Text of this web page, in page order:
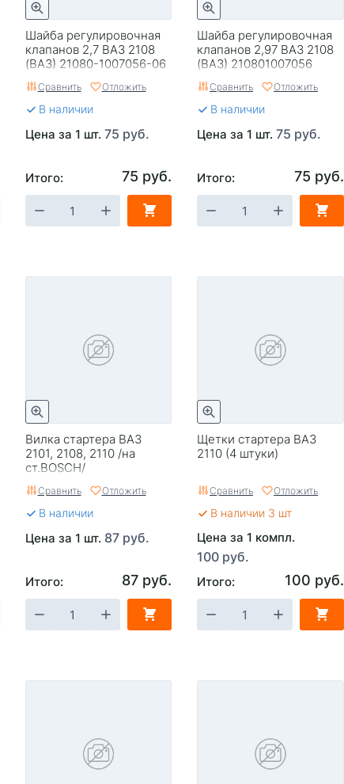
Шайба регулировочная
клапанов 2,7 ВАЗ 2108
(ВАЗ) 21080-1007056-06
Сравнить Отложить
В наличии
Цена за 1 шт. 75 руб.
Итого: 75 руб.
Шайба регулировочная
клапанов 2,97 ВАЗ 2108
(ВАЗ) 210801007056
Сравнить Отложить
В наличии
Цена за 1 шт. 75 руб.
Итого: 75 руб.
Вилка стартера ВАЗ
2101, 2108, 2110 /на
ст.BOSCH/
Сравнить Отложить
В наличии
Цена за 1 шт. 87 руб.
Итого: 87 руб.
Щетки стартера ВАЗ
2110 (4 штуки)
Сравнить Отложить
В наличии 3 шт
Цена за 1 компл.
100 руб.
Итого: 100 руб.